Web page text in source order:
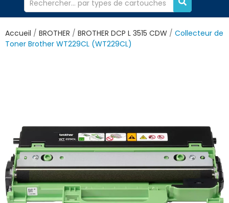
Accueil BROTHER BROTHER DCP L 3515 CDW
Collecteur de
Toner Brother WT229CL (WT229CL)